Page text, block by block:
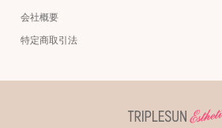
会社概要
特定商取引法